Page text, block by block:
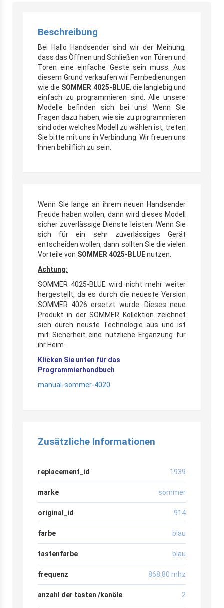
Beschreibung
Bei Hallo Handsender sind wir der Meinung,
dass das Öffnen und Schließen von Türen und
Toren eine einfache Geste sein muss. Aus
diesem Grund verkaufen wir Fernbedienungen
wie die SOMMER 4025-BLUE, die langlebig und
einfach zu programmieren sind. Alle unsere
Modelle befinden sich bei uns! Wenn Sie
Fragen dazu haben, wie sie zu programmieren
sind oder welches Modell zu wählen ist, treten
Sie bitte mit uns in Verbindung. Wir freuen uns
Ihnen behilflich zu sein.
Wenn Sie lange an ihrem neuen Handsender
Freude haben wollen, dann wird dieses Modell
sicher zuverlässige Dienste leisten. Wenn Sie
sich für ein sehr zuverlässiges Gerät
entscheiden wollen, dann sollten Sie die vielen
Vorteile von SOMMER 4025-BLUEnutzen.
Achtung:
SOMMER 4025-BLUE wird nicht mehr weiter
hergestellt, da es durch die neueste Version
SOMMER 4026 ersetzt wurde. Dieses neue
Produkt in der SOMMER Kollektion zeichnet
sich durch neuste Technologie aus und ist
mit Sicherheit eine nützliche Ergänzung für
ihr Heim.
Klicken Sie unten für das
Programmierhandbuch
manual-sommer-4020
Zusätzliche Informationen
replacement_id 1939
marke sommer
original_id 914
farbe blau
tastenfarbe blau
frequenz 868.80 mhz
anzahl der tasten /kanäle 2